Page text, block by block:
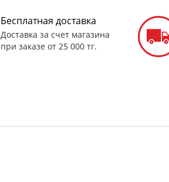
Бесплатная доставка
Доставка за счет магазина
при заказе от 25 000 тг.